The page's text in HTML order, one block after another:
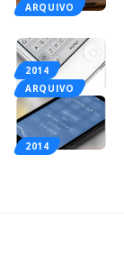
ARQUIVO
2014
ARQUIVO
2014